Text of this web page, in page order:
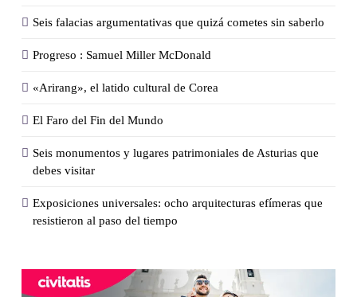
Seis falacias argumentativas que quizá cometes sin saberlo
Progreso : Samuel Miller McDonald
«Arirang», el latido cultural de Corea
El Faro del Fin del Mundo
Seis monumentos y lugares patrimoniales de Asturias que
debes visitar
Exposiciones universales: ocho arquitecturas efímeras que
resistieron al paso del tiempo